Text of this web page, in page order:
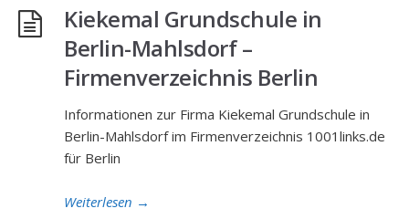
Kiekemal Grundschule in
Berlin-Mahlsdorf –
Firmenverzeichnis Berlin
Informationen zur Firma Kiekemal Grundschule in
Berlin-Mahlsdorf im Firmenverzeichnis 1001links.de
für Berlin
Weiterlesen →